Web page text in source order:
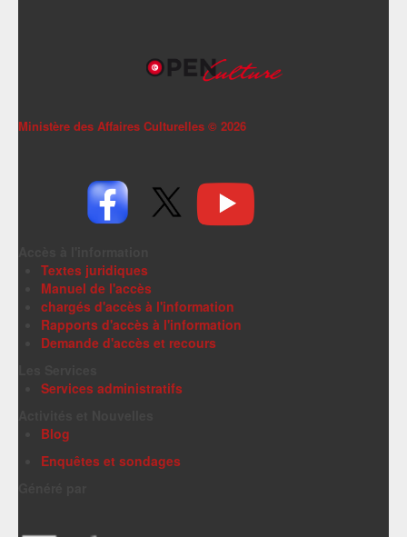
Ministère des Affaires Culturelles © 2026
Textes juridiques
Manuel de l'accès
chargés d'accès à l'information
Rapports d'accès à l'information
Demande d'accès et recours
Services administratifs
Blog
Enquêtes et sondages